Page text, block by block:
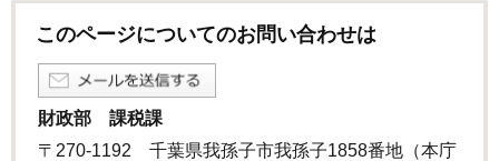
このページについてのお問い合わせは
財政部 課税課
〒270-1192 千葉県我孫子市我孫子1858番地（本庁